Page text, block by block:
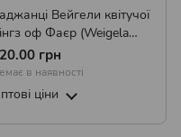
Вейгели квітучої
оф Фаєр (Weigela
Wings of Fire) Р9
грн
в наявності
ціни